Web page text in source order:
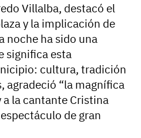
Villalba, destacó el
y la implicación de
noche ha sido una
significa esta
cultura, tradición
agradeció “la magnífica
la cantante Cristina
de gran